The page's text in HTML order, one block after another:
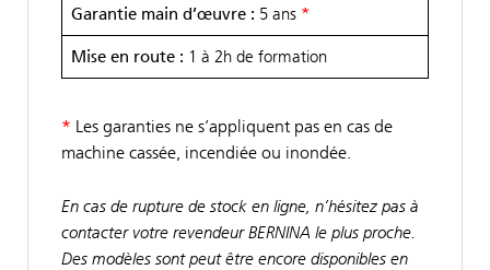
Garantie main d’œuvre : 5 ans *
Mise en route : 1 à 2h de formation
* Les garanties ne s’appliquent pas en cas de
machine cassée, incendiée ou inondée.
En cas de rupture de stock en ligne, n’hésitez pas à
contacter votre revendeur BERNINA le plus proche.
Des modèles sont peut être encore disponibles en